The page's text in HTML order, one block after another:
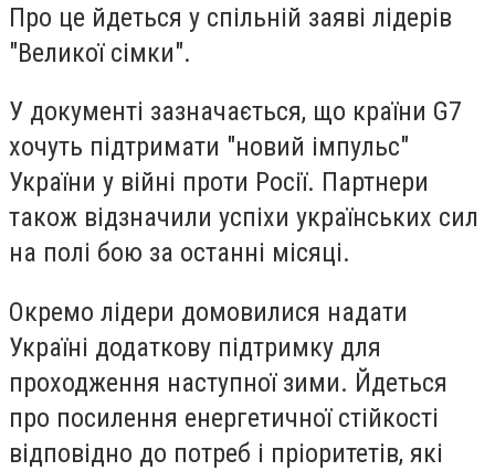
Про це йдеться у спільній заяві лідерів
"Великої сімки".
У документі зазначається, що країни G7
хочуть підтримати "новий імпульс"
України у війні проти Росії. Партнери
також відзначили успіхи українських сил
на полі бою за останні місяці.
Окремо лідери домовилися надати
Україні додаткову підтримку для
проходження наступної зими. Йдеться
про посилення енергетичної стійкості
відповідно до потреб і пріоритетів, які